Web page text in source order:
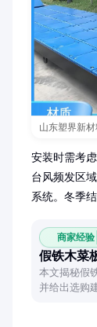
山东塑界新
安装时需考
台风频发区
系统。冬季
商家经验
假铁木菜
本文揭秘假
并给出选购